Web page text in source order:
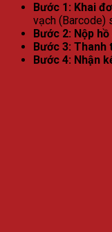
Bước 1: Khai
vạch (Barcode)
Bước 2: Nộp
Bước 3: Thanh
Bước 4: Nhận